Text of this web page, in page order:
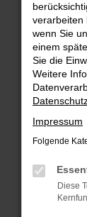
Beim
Hier sind
Laden
verarbeiten
wenn Sie
einem
Sie die
Weitere
Impressum
Folgende
Diese